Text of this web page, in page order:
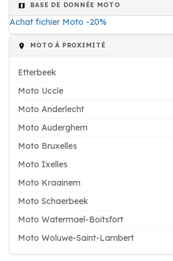
BASE DE DONNÉE MOTO
Achat fichier Moto -20%
MOTO À PROXIMITÉ
Etterbeek
Moto Uccle
Moto Anderlecht
Moto Auderghem
Moto Bruxelles
Moto Ixelles
Moto Kraainem
Moto Schaerbeek
Moto Watermael-Boitsfort
Moto Woluwe-Saint-Lambert